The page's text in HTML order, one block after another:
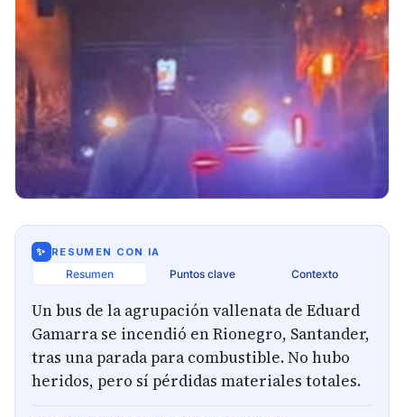
✨ RESUMEN CON IA
Resumen Puntos clave Contexto
Un bus de la agrupación vallenata de Eduard
Gamarra se incendió en Rionegro, Santander,
tras una parada para combustible. No hubo
heridos, pero sí pérdidas materiales totales.